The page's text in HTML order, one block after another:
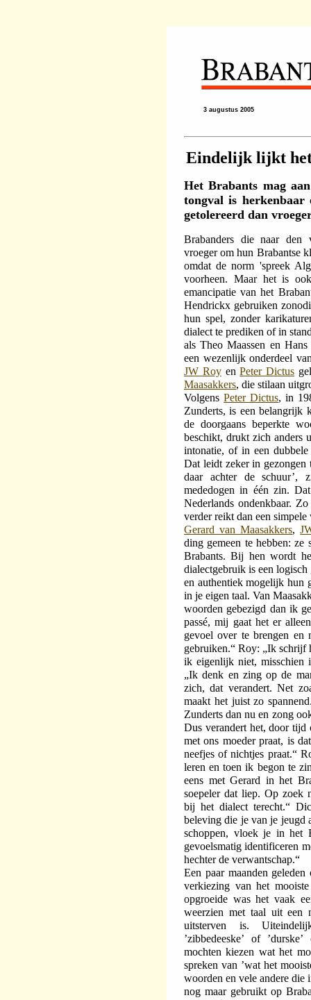
3 augustus 2005
Eindelijk lijkt het
Het Brabants mag
tongval is herkenbaar
getolereerd dan
Brabanders die naar den
vroeger om hun Brabantse
omdat de norm 'spreek
voorheen. Maar het is
emancipatie van het
Hendrickx gebruiken
hun spel, zonder
dialect te prediken of in
als Theo Maassen en
een wezenlijk onderdeel
JW RoyenPeter Dictus
Maasakkers, die stilaan
VolgensPeter Dictus, in
Zunderts, is een belangrijk
de doorgaans beperkte
beschikt, drukt zich anders
intonatie, of in een
Dat leidt zeker in gezongen
daar achter de schuur’,
mededogen in één zin.
Nederlands ondenkbaar.
verder reikt dan een
Gerard van Maasakkers,
ding gemeen te hebben: ze
Brabants. Bij hen wordt
dialectgebruik is een
en authentiek mogelijk hun
in je eigen taal. Van
woorden gebezigd dan ik
passé, mij gaat het er
gevoel over te brengen
gebruiken.“ Roy: „Ik schrijf
ik eigenlijk niet, misschien
„Ik denk en zing op de
zich, dat verandert. Net
maakt het juist zo
Zunderts dan nu en zong
Dus verandert het, door tijd
met ons moeder praat, is
neefjes of nichtjes praat.“
leren en toen ik begon te
eens met Gerard in het
soepeler dat liep. Op zoek
bij het dialect terecht.“
beleving die je van je jeugd
schoppen, vloek je in het
gevoelsmatig identificeren
hechter de verwantschap.“
Een paar maanden
verkiezing van het
opgroeide was het vaak
weerzien met taal uit een
uitsterven is.
’zibbedeeske’ of
mochten kiezen wat het
spreken van ’wat het
woorden en vele andere
nog maar gebruikt op